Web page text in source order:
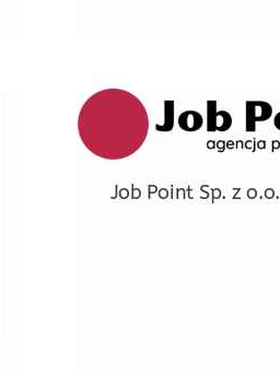
Job Point Sp. z o.o.